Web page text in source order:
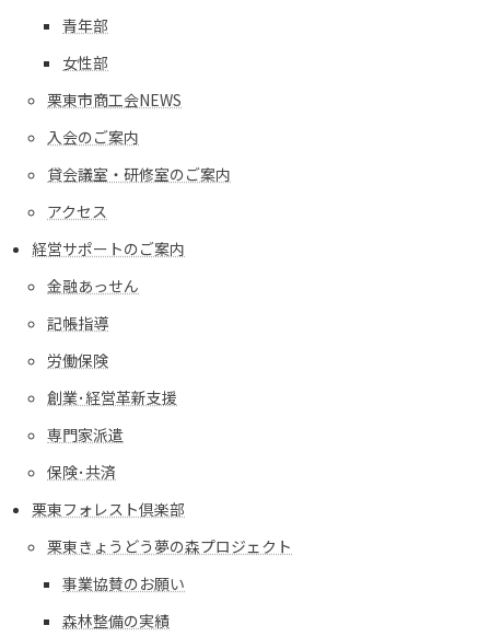
青年部
女性部
栗東市商工会NEWS
入会のご案内
貸会議室・研修室のご案内
アクセス
経営サポートのご案内
金融あっせん
記帳指導
労働保険
創業･経営革新支援
専門家派遣
保険･共済
栗東フォレスト倶楽部
栗東きょうどう夢の森プロジェクト
事業協賛のお願い
森林整備の実績